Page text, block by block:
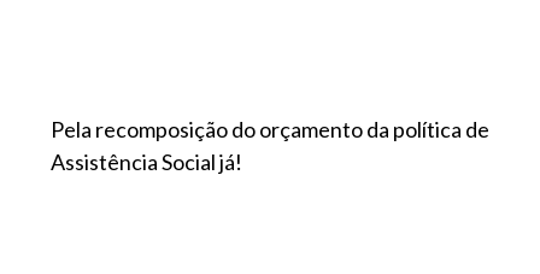
Pela recomposição do orçamento da política de
Assistência Social já!